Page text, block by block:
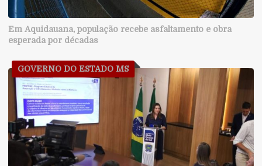
Em Aquidauana, população recebe asfaltamento e obra
esperada por décadas
GOVERNO DO ESTADO MS